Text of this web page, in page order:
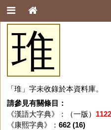
琟
「琟」字未收錄於本資料庫。
請參見有關條目：
《漢語大字典》：（一版） 1122
《康熙字典》： 662 (16)